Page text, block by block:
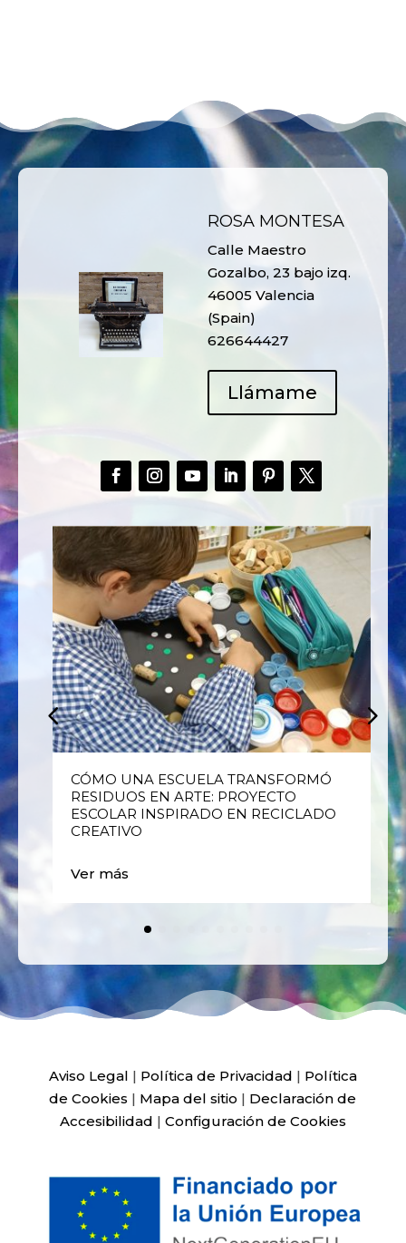
ROSA MONTESA
Calle Maestro
Gozalbo, 23 bajo izq.
46005 Valencia
(Spain)
626644427
Llámame
CÓMO UNA ESCUELA TRANSFORMÓ
RESIDUOS EN ARTE: PROYECTO
ESCOLAR INSPIRADO EN RECICLADO
CREATIVO
Ver más
Aviso Legal | Política de Privacidad | Política
de Cookies | Mapa del sitio | Declaración de
Accesibilidad | Configuración de Cookies